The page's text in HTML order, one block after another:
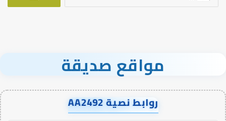
مواقع صديقة
روابط نصية AA2492